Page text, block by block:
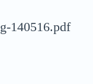
140516.pdf